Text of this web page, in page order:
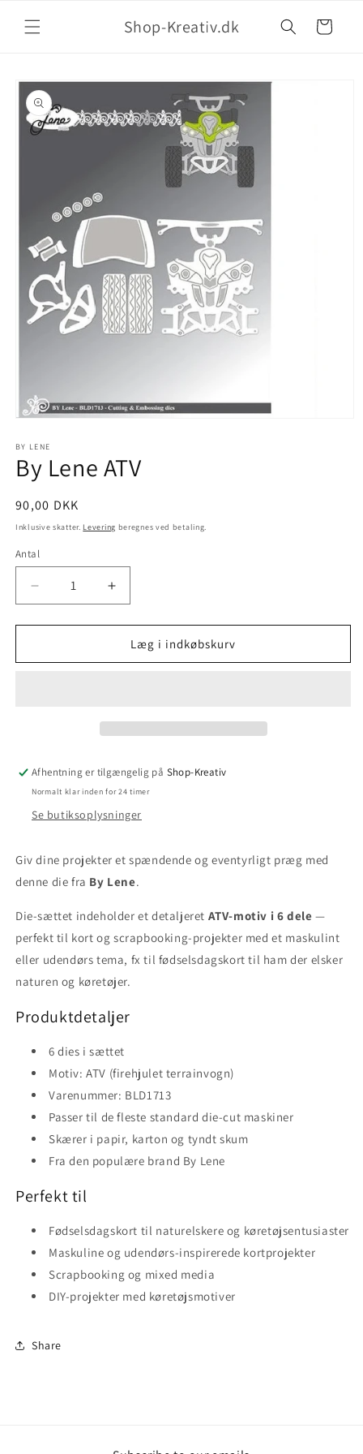
Shop-Kreativ.dk Indkøbskurv
BY LENE
By Lene ATV
90,00 DKK
Inklusive skatter. Levering beregnes ved betaling.
Antal
Læg i indkøbskurv
Afhentning er tilgængelig på Shop-Kreativ
Normalt klar inden for 24 timer
Se butiksoplysninger
Giv dine projekter et spændende og eventyrligt præg med
denne die fra By Lene.
Die-sættet indeholder et detaljeret ATV-motiv i 6 dele —
perfekt til kort og scrapbooking-projekter med et maskulint
eller udendørs tema, fx til fødselsdagskort til ham der elsker
naturen og køretøjer.
Produktdetaljer
6 dies i sættet
Motiv: ATV (firehjulet terrainvogn)
Varenummer: BLD1713
Passer til de fleste standard die-cut maskiner
Skærer i papir, karton og tyndt skum
Fra den populære brand By Lene
Perfekt til
Fødselsdagskort til naturelskere og køretøjsentusiaster
Maskuline og udendørs-inspirerede kortprojekter
Scrapbooking og mixed media
DIY-projekter med køretøjsmotiver
Share